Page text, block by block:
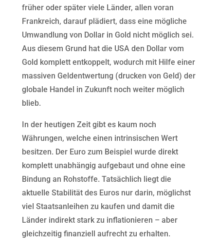
früher oder später viele Länder, allen voran
Frankreich, darauf plädiert, dass eine mögliche
Umwandlung von Dollar in Gold nicht möglich sei.
Aus diesem Grund hat die USA den Dollar vom
Gold komplett entkoppelt, wodurch mit Hilfe einer
massiven Geldentwertung (drucken von Geld) der
globale Handel in Zukunft noch weiter möglich
blieb.
In der heutigen Zeit gibt es kaum noch
Währungen, welche einen intrinsischen Wert
besitzen. Der Euro zum Beispiel wurde direkt
komplett unabhängig aufgebaut und ohne eine
Bindung an Rohstoffe. Tatsächlich liegt die
aktuelle Stabilität des Euros nur darin, möglichst
viel Staatsanleihen zu kaufen und damit die
Länder indirekt stark zu inflationieren – aber
gleichzeitig finanziell aufrecht zu erhalten.